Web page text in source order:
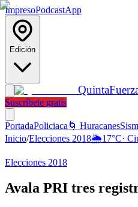
ImpresoPodcastApp
Edición
Quinta
Suscríbete gratis
PortadaPoliciaca 🌀 Huracanes
Inicio/Elecciones 2018🌦️17°C·
Elecciones 2018
Avala PRI tres